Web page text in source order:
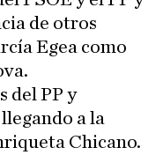
de otros
Egea como
del PP y
a la
Chicano.